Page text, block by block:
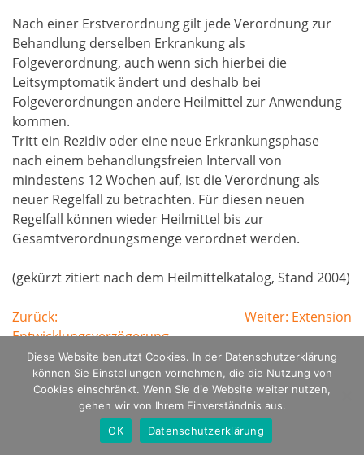
Nach einer Erstverordnung gilt jede Verordnung zur
Behandlung derselben Erkrankung als
Folgeverordnung, auch wenn sich hierbei die
Leitsymptomatik ändert und deshalb bei
Folgeverordnungen andere Heilmittel zur Anwendung
kommen.
Tritt ein Rezidiv oder eine neue Erkrankungsphase
nach einem behandlungsfreien Intervall von
mindestens 12 Wochen auf, ist die Verordnung als
neuer Regelfall zu betrachten. Für diesen neuen
Regelfall können wieder Heilmittel bis zur
Gesamtverordnungsmenge verordnet werden.
(gekürzt zitiert nach dem Heilmittelkatalog, Stand 2004)
Beitragsnavigation
Zurück:
Entwicklungsverzögerung
Weiter: Extension
Ⓒ Renate Kintea, Stephanie Meckes
Datenschutzerklärung
Diese Website benutzt Cookies. In der Datenschutzerklärung
können Sie Einstellungen vornehmen, die die Nutzung von
Cookies einschränkt. Wenn Sie die Website weiter nutzen,
gehen wir von Ihrem Einverständnis aus.
OK
Datenschutzerklärung